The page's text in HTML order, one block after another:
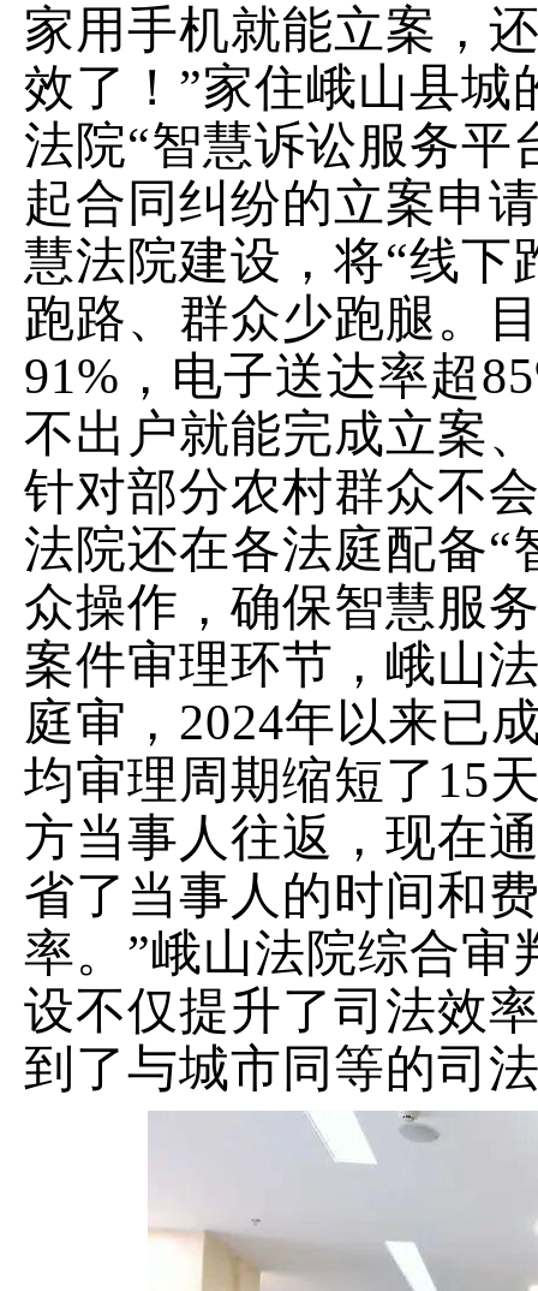
家用手机就能立案，
效了！ ”家住峨山县城
法院“智慧诉讼服务平
起合同纠纷的立案申
慧法院建设，将“线下
跑路、群众少跑腿。
91% ，电子送达率超
不出户就能完成立案
针对部分农村群众不
法院还在各法庭配备“
众操作，确保智慧服
案件审理环节，峨山
庭审， 2024年以来已
均审理周期缩短了 15
方当事人往返，现在
省了当事人的时间和
率。 ”峨山法院综合审
设不仅提升了司法效
到了与城市同等的司